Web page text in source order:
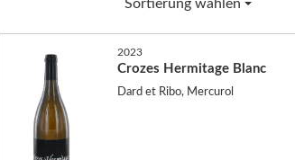
Sortierung wählen
2023
Crozes Hermitage Blanc
Dard et Ribo, Mercurol